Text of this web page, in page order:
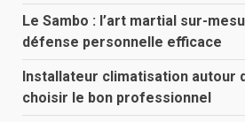
Le Sambo : l’art martial sur-
défense personnelle efficace
Installateur climatisation autour
choisir le bon professionnel